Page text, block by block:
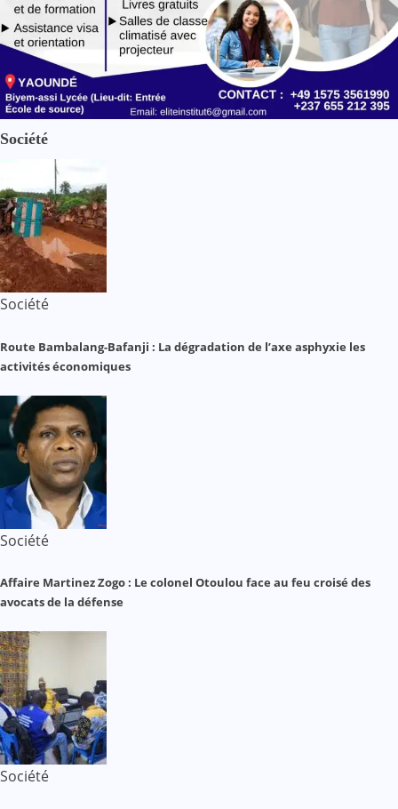
Société
Société
Route Bambalang-Bafanji : La dégradation de l’axe asphyxie les
activités économiques
Société
Affaire Martinez Zogo : Le colonel Otoulou face au feu croisé des
avocats de la défense
Société